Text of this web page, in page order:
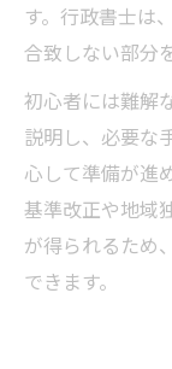
す。行政書士は
合致しない部分
初心者には難解
説明し、必要な
心して準備が進
基準改正や地域
が得られるため
できます。